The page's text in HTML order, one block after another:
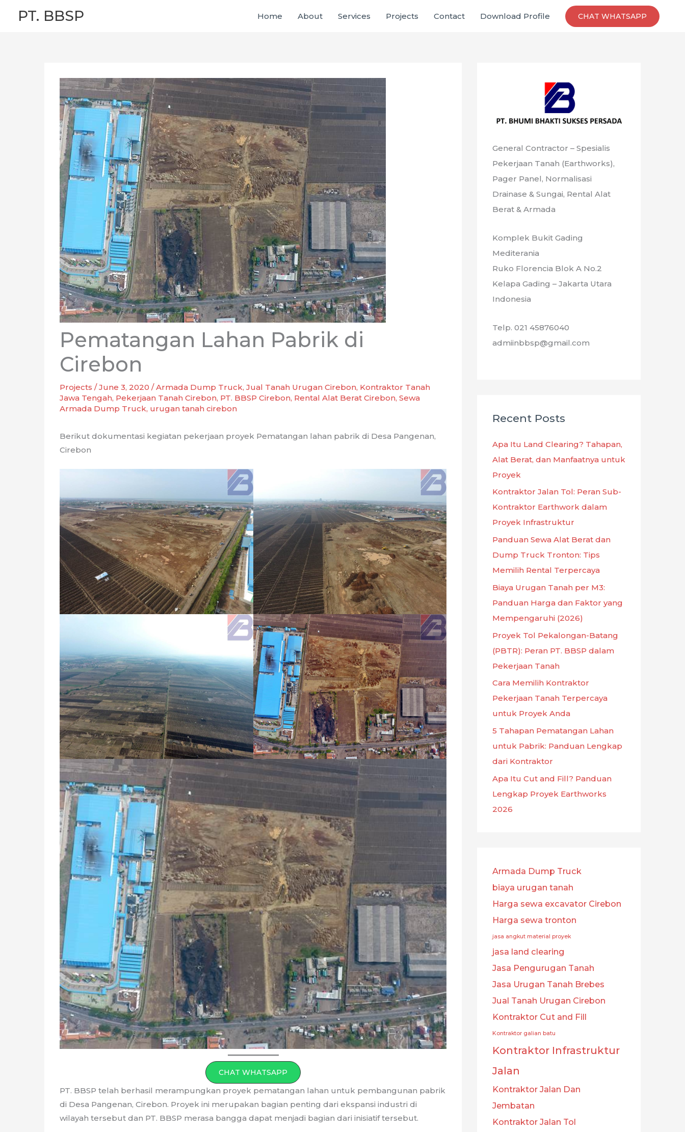
PT. BBSP Home About Services Projects Contact Download Profile CHAT WHATSAPP
Pematangan Lahan Pabrik di
Cirebon
Projects /June 3, 2020 /Armada Dump Truck, Jual Tanah Urugan Cirebon, Kontraktor Tanah
Jawa Tengah, Pekerjaan Tanah Cirebon, PT. BBSP Cirebon, Rental Alat Berat Cirebon, Sewa
Armada Dump Truck, urugan tanah cirebon
Berikut dokumentasi kegiatan pekerjaan proyek Pematangan lahan pabrik di Desa Pangenan,
Cirebon
CHAT WHATSAPP
PT. BBSP telah berhasil merampungkan proyek pematangan lahan untuk pembangunan pabrik
di Desa Pangenan, Cirebon. Proyek ini merupakan bagian penting dari ekspansi industri di
wilayah tersebut dan PT. BBSP merasa bangga dapat menjadi bagian dari inisiatif tersebut.
General Contractor – Spesialis
Pekerjaan Tanah (Earthworks),
Pager Panel, Normalisasi
Drainase & Sungai, Rental Alat
Berat & Armada
Komplek Bukit Gading
Mediterania
Ruko Florencia Blok A No.2
Kelapa Gading – Jakarta Utara
Indonesia
Telp. 021 45876040
admiinbbsp@gmail.com
Recent Posts
Apa Itu Land Clearing? Tahapan,
Alat Berat, dan Manfaatnya untuk
Proyek
Kontraktor Jalan Tol: Peran Sub-
Kontraktor Earthwork dalam
Proyek Infrastruktur
Panduan Sewa Alat Berat dan
Dump Truck Tronton: Tips
Memilih Rental Terpercaya
Biaya Urugan Tanah per M3:
Panduan Harga dan Faktor yang
Mempengaruhi (2026)
Proyek Tol Pekalongan-Batang
(PBTR): Peran PT. BBSP dalam
Pekerjaan Tanah
Cara Memilih Kontraktor
Pekerjaan Tanah Terpercaya
untuk Proyek Anda
5 Tahapan Pematangan Lahan
untuk Pabrik: Panduan Lengkap
dari Kontraktor
Apa Itu Cut and Fill? Panduan
Lengkap Proyek Earthworks
2026
Armada Dump Truck
biaya urugan tanah
Harga sewa excavator Cirebon
Harga sewa tronton
jasa angkut material proyek
jasa land clearing
Jasa Pengurugan Tanah
Jasa Urugan Tanah Brebes
Jual Tanah Urugan Cirebon
Kontraktor Cut and Fill
Kontraktor galian batu
Kontraktor Infrastruktur
Jalan
Kontraktor Jalan Dan
Jembatan
Kontraktor Jalan Tol